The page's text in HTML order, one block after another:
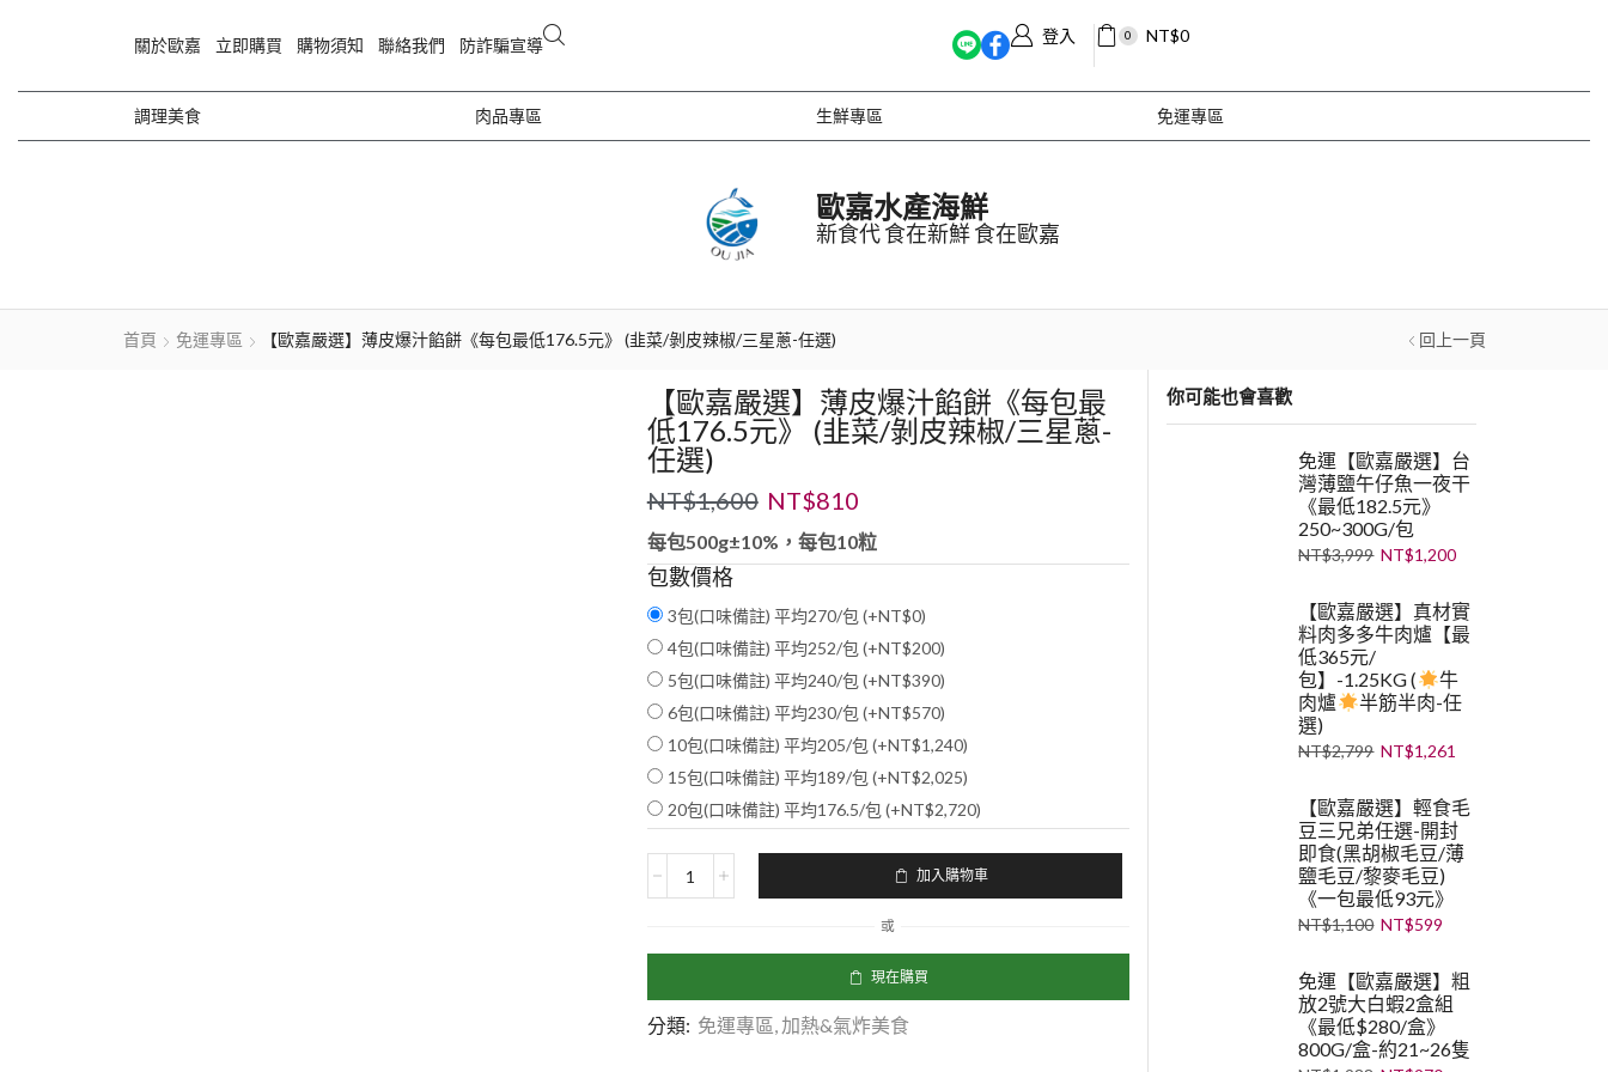
關於歐嘉 立即購買 購物須知 聯絡我們 防詐騙宣導 登入 0 NT$0
調理美食 肉品專區 生鮮專區 免運專區
歐嘉水產海鮮
新食代 食在新鮮 食在歐嘉
首頁 免運專區 【歐嘉嚴選】薄皮爆汁餡餅《每包最低176.5元》 (韭菜/剝皮辣椒/三星蔥-任選) 回上一頁
【歐嘉嚴選】薄皮爆汁餡餅《每包最
低176.5元》 (韭菜/剝皮辣椒/三星蔥-
任選)
NT$1,600 NT$810
每包500g±10%，每包10粒
包數價格
3包(口味備註) 平均270/包 (+NT$0)
4包(口味備註) 平均252/包 (+NT$200)
5包(口味備註) 平均240/包 (+NT$390)
6包(口味備註) 平均230/包 (+NT$570)
10包(口味備註) 平均205/包 (+NT$1,240)
15包(口味備註) 平均189/包 (+NT$2,025)
20包(口味備註) 平均176.5/包 (+NT$2,720)
加入購物車
或
現在購買
分類: 免運專區, 加熱&氣炸美食
你可能也會喜歡
免運【歐嘉嚴選】台
灣薄鹽午仔魚一夜干
《最低182.5元》
250~300G/包
NT$3,999 NT$1,200
【歐嘉嚴選】真材實
料肉多多牛肉爐【最
低365元/
包】-1.25KG (
牛
肉爐
半筋半肉-任
選)
NT$2,799 NT$1,261
【歐嘉嚴選】輕食毛
豆三兄弟任選-開封
即食(黑胡椒毛豆/薄
鹽毛豆/黎麥毛豆)
《一包最低93元》
NT$1,100 NT$599
免運【歐嘉嚴選】粗
放2號大白蝦2盒組
《最低$280/盒》
800G/盒-約21~26隻